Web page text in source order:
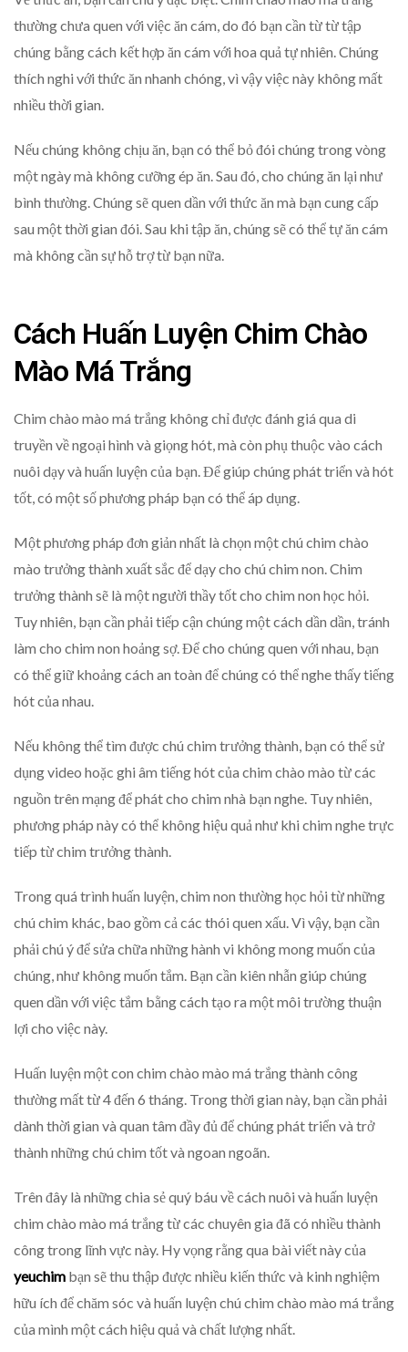
thường chưa quen với việc ăn cám, do đó bạn cần từ từ tập
chúng bằng cách kết hợp ăn cám với hoa quả tự nhiên. Chúng
thích nghi với thức ăn nhanh chóng, vì vậy việc này không mất
nhiều thời gian.
Nếu chúng không chịu ăn, bạn có thể bỏ đói chúng trong vòng
một ngày mà không cưỡng ép ăn. Sau đó, cho chúng ăn lại như
bình thường. Chúng sẽ quen dần với thức ăn mà bạn cung cấp
sau một thời gian đói. Sau khi tập ăn, chúng sẽ có thể tự ăn cám
mà không cần sự hỗ trợ từ bạn nữa.
Cách Huấn Luyện Chim Chào
Mào Má Trắng
Chim chào mào má trắng không chỉ được đánh giá qua di
truyền về ngoại hình và giọng hót, mà còn phụ thuộc vào cách
nuôi dạy và huấn luyện của bạn. Để giúp chúng phát triển và hót
tốt, có một số phương pháp bạn có thể áp dụng.
Một phương pháp đơn giản nhất là chọn một chú chim chào
mào trưởng thành xuất sắc để dạy cho chú chim non. Chim
trưởng thành sẽ là một người thầy tốt cho chim non học hỏi.
Tuy nhiên, bạn cần phải tiếp cận chúng một cách dần dần, tránh
làm cho chim non hoảng sợ. Để cho chúng quen với nhau, bạn
có thể giữ khoảng cách an toàn để chúng có thể nghe thấy tiếng
hót của nhau.
Nếu không thể tìm được chú chim trưởng thành, bạn có thể sử
dụng video hoặc ghi âm tiếng hót của chim chào mào từ các
nguồn trên mạng để phát cho chim nhà bạn nghe. Tuy nhiên,
phương pháp này có thể không hiệu quả như khi chim nghe trực
tiếp từ chim trưởng thành.
Trong quá trình huấn luyện, chim non thường học hỏi từ những
chú chim khác, bao gồm cả các thói quen xấu. Vì vậy, bạn cần
phải chú ý để sửa chữa những hành vi không mong muốn của
chúng, như không muốn tắm. Bạn cần kiên nhẫn giúp chúng
quen dần với việc tắm bằng cách tạo ra một môi trường thuận
lợi cho việc này.
Huấn luyện một con chim chào mào má trắng thành công
thường mất từ 4 đến 6 tháng. Trong thời gian này, bạn cần phải
dành thời gian và quan tâm đầy đủ để chúng phát triển và trở
thành những chú chim tốt và ngoan ngoãn.
Trên đây là những chia sẻ quý báu về cách nuôi và huấn luyện
chim chào mào má trắng từ các chuyên gia đã có nhiều thành
công trong lĩnh vực này. Hy vọng rằng qua bài viết này của
yeuchim bạn sẽ thu thập được nhiều kiến thức và kinh nghiệm
hữu ích để chăm sóc và huấn luyện chú chim chào mào má trắng
của mình một cách hiệu quả và chất lượng nhất.